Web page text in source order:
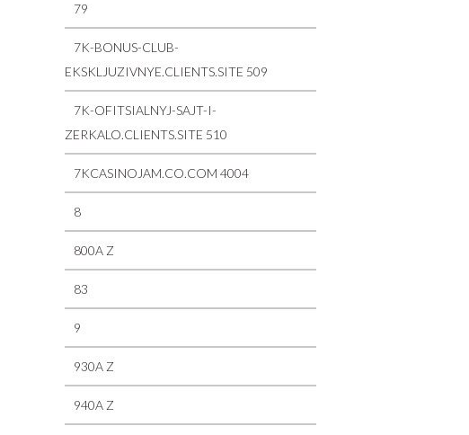
79
7K-BONUS-CLUB-
EKSKLJUZIVNYE.CLIENTS.SITE 509
7K-OFITSIALNYJ-SAJT-I-
ZERKALO.CLIENTS.SITE 510
7KCASINOJAM.CO.COM 4004
8
800A Z
83
9
930A Z
940A Z